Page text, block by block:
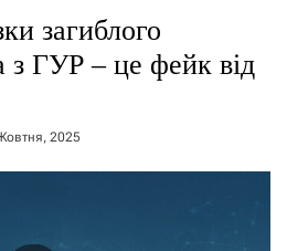
загиблого
з ГУР – це фейк від
2025